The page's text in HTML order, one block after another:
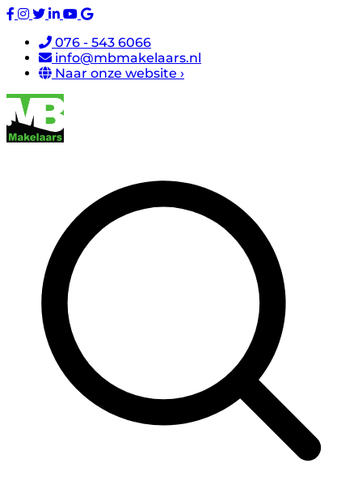
076 - 543 6066
info@mbmakelaars.nl
Naar onze website ›